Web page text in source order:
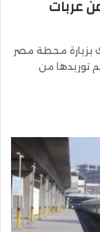
عربات
بزيارة محطة مصر
توريدها من